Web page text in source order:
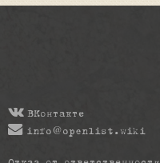
ВКонтакте
info@openlist.wiki